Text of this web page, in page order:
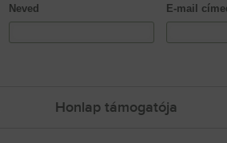
Neved E-mail
Honlap támogatója